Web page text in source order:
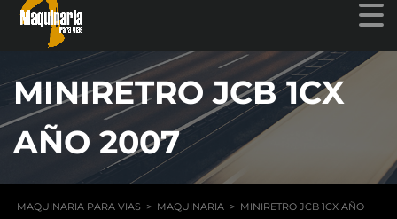
MINIRETRO JCB 1CX
AÑO 2007
MAQUINARIA PARA VIAS > MAQUINARIA > MINIRETRO JCB 1CX AÑO